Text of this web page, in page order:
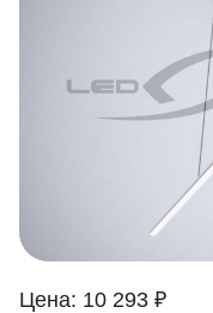
Цена: 10 293 ₽